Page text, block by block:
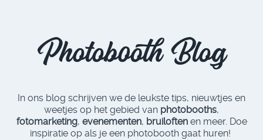
Photobooth Blog
In ons blog schrijven we de leukste tips, nieuwtjes en
weetjes op het gebied van photobooths,
fotomarketing, evenementen, bruiloftenen meer. Doe
inspiratie op als je een photobooth gaat huren!